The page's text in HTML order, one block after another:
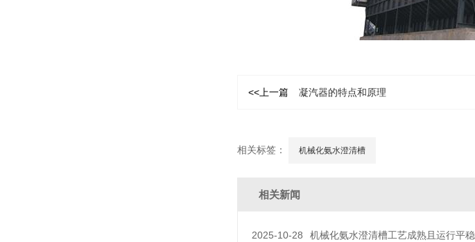
<<上一篇 凝汽器的特点和原理
相关标签： 机械化氨水澄清槽
相关新闻
2025-10-28 机械化氨水澄清槽工艺成熟且运行平稳